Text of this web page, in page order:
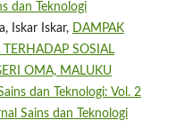
dan Teknologi
Iskar Iskar, DAMPAK
SOSIAL
OMA, MALUKU
dan Teknologi: Vol. 2
Sains dan Teknologi